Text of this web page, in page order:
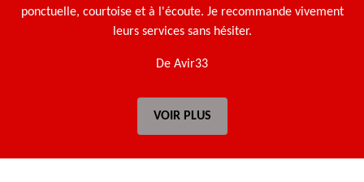
ponctuelle, courtoise et à l'écoute. Je recommande vivement
leurs services sans hésiter.
De Avir33
VOIR PLUS